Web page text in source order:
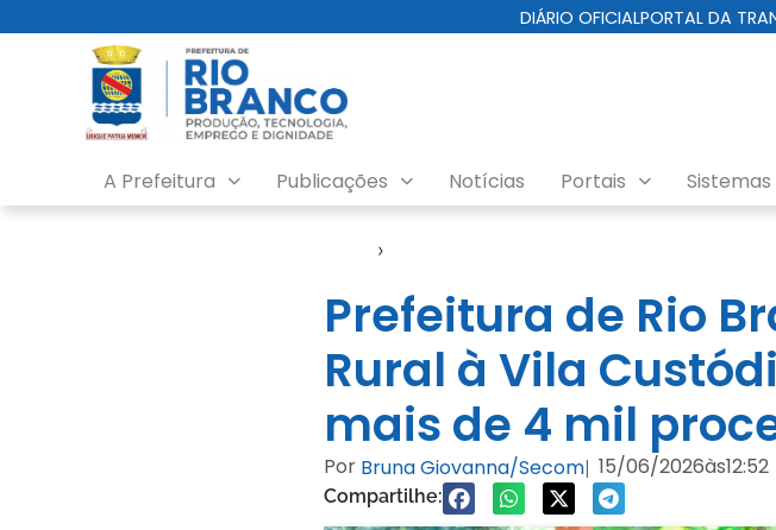
DIÁRIO OFICIALPORTAL DA
A Prefeitura Publicações Notícias Portais
›
Prefeitura de Rio
Rural à Vila
mais de 4 mil
Por Bruna Giovanna/Secom| 15/06/2026às12:52
Compartilhe: